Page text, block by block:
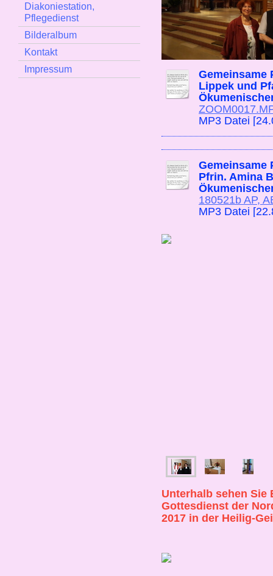
Diakoniestation,
Pflegedienst
Bilderalbum
Kontakt
Impressum
Gemeinsame
Lippek und
MP3 Datei
Gemeinsame
Pfrin. Amina
180521b AP,
MP3 Datei
Unterhalb sehen Sie
Gottesdienst der
2017 in der Heilig-